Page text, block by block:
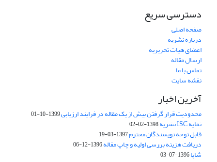
دسترسی سریع
صفحه اصلی
درباره نشریه
اعضای هیات تحریریه
ارسال مقاله
تماس با ما
نقشه سایت
آخرین اخبار
محدودیت قرار گرفتن بیش از یک مقاله در فرایند ارزیابی1399-10-01
نمایه ISC نشریه 1398-02-02
قابل توجه نویسندگان محترم1397-03-19
دریافت هزینه بررسی اولیه و چاپ مقاله1396-12-06
شاپا1396-07-03